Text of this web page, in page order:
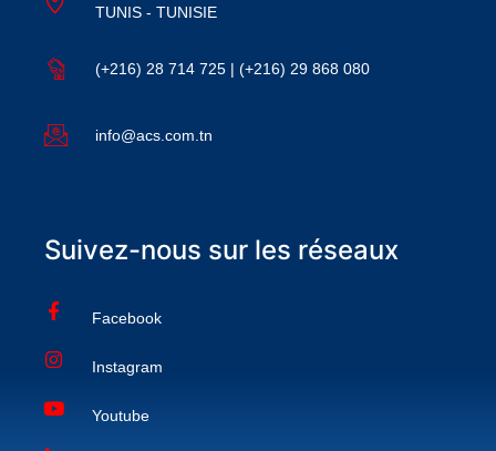
TUNIS - TUNISIE
(+216) 28 714 725 | (+216) 29 868 080
info@acs.com.tn
Suivez-nous sur les réseaux
Facebook
Instagram
Youtube